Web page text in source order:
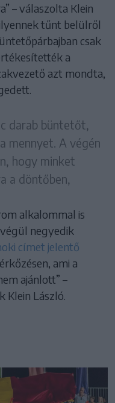
– válaszolta Klein
tűnt belülről
csak
a
azt mondta,
darab büntetőt,
mennyet. A végén
hogy minket
a döntőben,
alkalommal is
negyedik
címet jelentő
ami a
ajánlott” –
Klein László.